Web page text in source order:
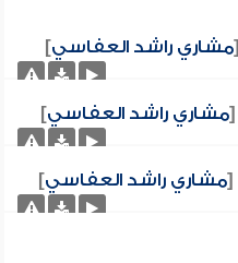
[مشاري راشد العفاسي]
[مشاري راشد العفاسي]
[مشاري راشد العفاسي]